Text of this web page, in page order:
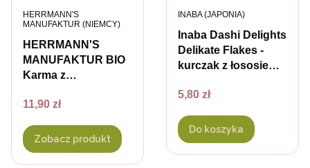
HERRMANN'S
MANUFAKTUR BIO
Karma z
dziczyzny dla psów i
PRODUCENT
HERRMANN'S
MANUFAKTUR (NIEMCY)
Cena
11,90 zł
Zobacz produkt
Inaba Dashi Delights
Delikate Flakes -
kurczak z łososiem -
w delikatnej
40 g
PRODUCENT
INABA (JAPONIA)
Cena
5,80 zł
Do koszyka